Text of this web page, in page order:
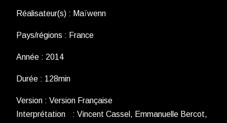
Réalisateur(s) : Maïwenn
Pays/régions : France
Année : 2014
Durée : 128min
Version : Version Française
Interprétation : Vincent Cassel, Emmanuelle Bercot,